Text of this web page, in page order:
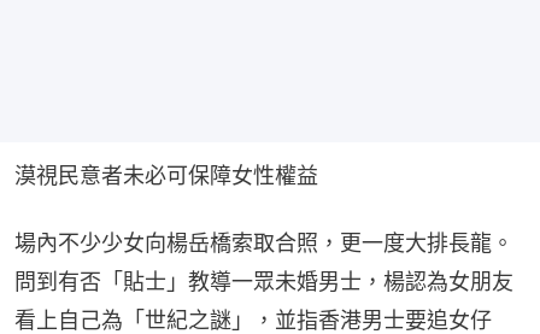
漠視民意者未必可保障女性權益
場內不少少女向楊岳橋索取合照，更一度大排長龍。
問到有否「貼士」教導一眾未婚男士，楊認為女朋友
看上自己為「世紀之謎」，並指香港男士要追女仔